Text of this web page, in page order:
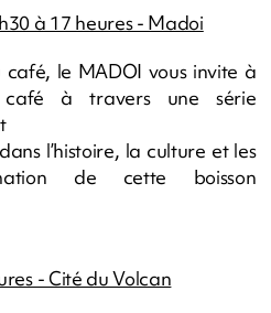
à 17 heures - Madoi
café, le MADOI vous invite à
café à travers une série
l’histoire, la culture et les
de cette boisson
- Cité du Volcan